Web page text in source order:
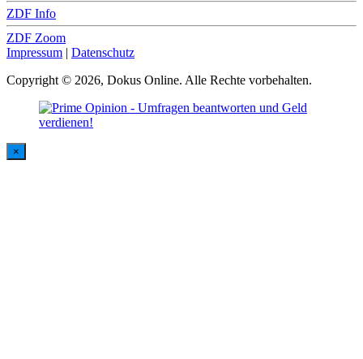
ZDF Info
ZDF Zoom
Impressum | Datenschutz
Copyright © 2026, Dokus Online. Alle Rechte vorbehalten.
×